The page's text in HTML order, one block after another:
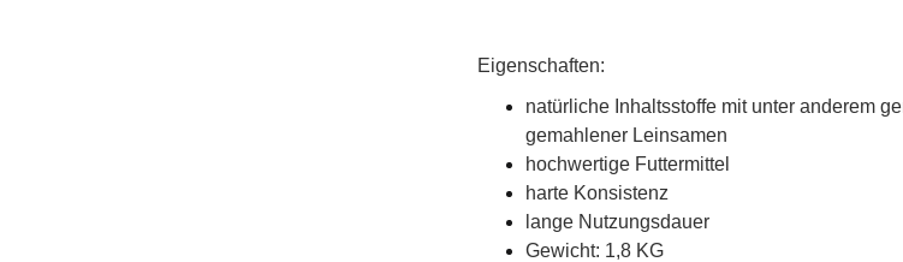
Eigenschaften:
natürliche Inhaltsstoffe mit unter anderem
gemahlener Leinsamen
hochwertige Futtermittel
harte Konsistenz
lange Nutzungsdauer
Gewicht: 1,8 KG